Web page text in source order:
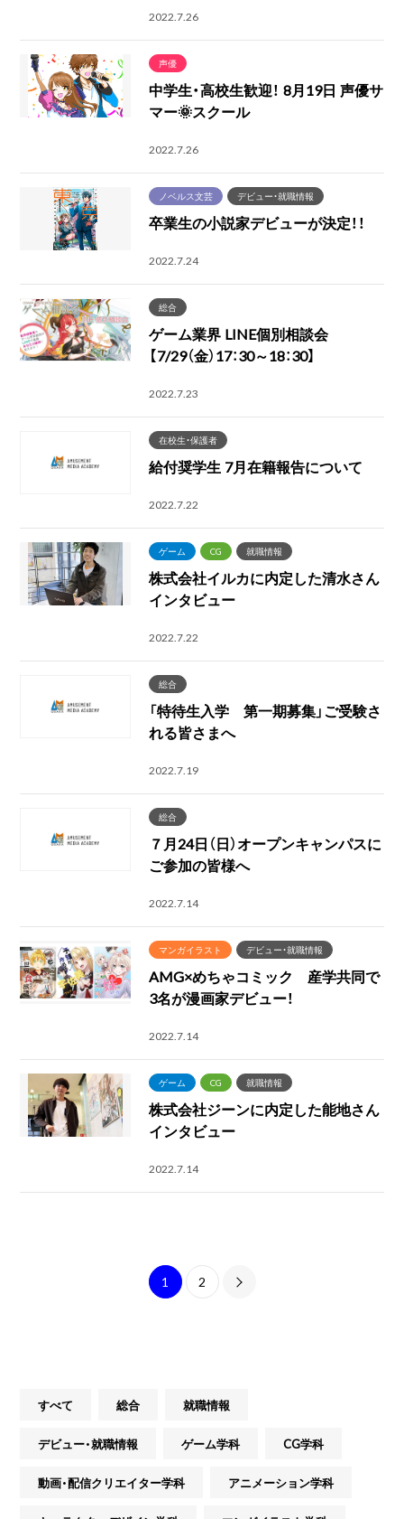
2022.7.26
声優
中学生・高校生歓迎！ 8月19日 声優サ
マー🌞スクール
2022.7.26
ノベルス文芸 デビュー・就職情報
卒業生の小説家デビューが決定！！
2022.7.24
総合
ゲーム業界 LINE個別相談会
【7/29（金）17：30～18：30】
2022.7.23
在校生・保護者
給付奨学生 7月在籍報告について
2022.7.22
ゲーム CG 就職情報
株式会社イルカに内定した清水さん
インタビュー
2022.7.22
総合
「特待生入学 第一期募集」ご受験さ
れる皆さまへ
2022.7.19
総合
７月24日（日）オープンキャンパスに
ご参加の皆様へ
2022.7.14
マンガイラスト デビュー・就職情報
AMG×めちゃコミック 産学共同で
3名が漫画家デビュー！
2022.7.14
ゲーム CG 就職情報
株式会社ジーンに内定した能地さん
インタビュー
2022.7.14
1 2
すべて 総合 就職情報
デビュー・就職情報 ゲーム学科 CG学科
動画・配信クリエイター学科 アニメーション学科